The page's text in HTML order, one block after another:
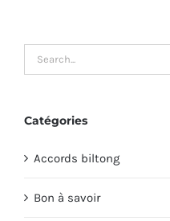
Search
for:
Catégories
Accords biltong
Bon à savoir